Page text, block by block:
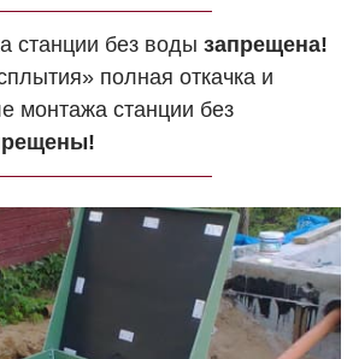
станции без воды запрещена!
полная откачка и
монтажа станции без